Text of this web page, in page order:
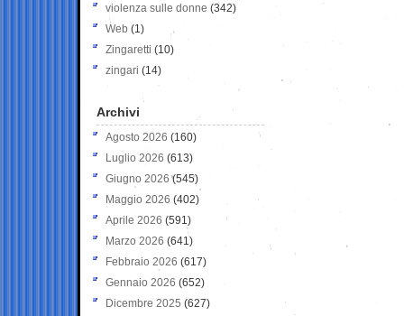
violenza sulle donne (342)
Web (1)
Zingaretti (10)
zingari (14)
Archivi
Agosto 2026 (160)
Luglio 2026 (613)
Giugno 2026 (545)
Maggio 2026 (402)
Aprile 2026 (591)
Marzo 2026 (641)
Febbraio 2026 (617)
Gennaio 2026 (652)
Dicembre 2025 (627)